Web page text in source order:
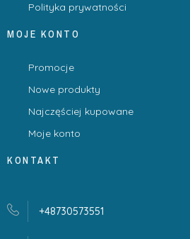
Polityka prywatności
MOJE KONTO
Promocje
Nowe produkty
Najczęściej kupowane
Moje konto
KONTAKT
+48730573551